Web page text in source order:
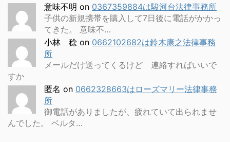
意味不明 on 0367359884は駿河台法律事務所
子供の新規携帯を購入して7日後に電話がかかっ
てきた。 意味不…
小林 稔 on 0662102682は鈴木康之法律事務
所
メールだけ送ってくるけど 連絡すればいいで
すか
匿名 on 0662328663はローズマリー法律事務
所
御電話がありましたが、疲れていて出られませ
んでした。 ベルタ…